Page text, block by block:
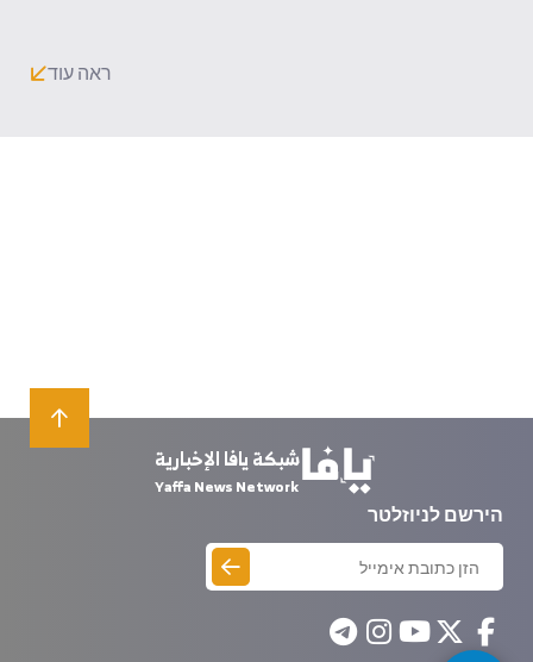
ראה עוד
شبكة يافا الإخبارية
Yaffa News Network
הירשם לניוזלטר